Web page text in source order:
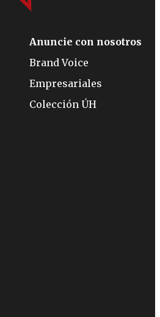
Anuncie con nosotros
Brand Voice
Empresariales
Colección ÚH